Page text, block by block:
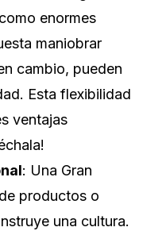
enormes
maniobrar
cambio, pueden
Esta flexibilidad
ventajas
: Una Gran
productos o
una cultura.